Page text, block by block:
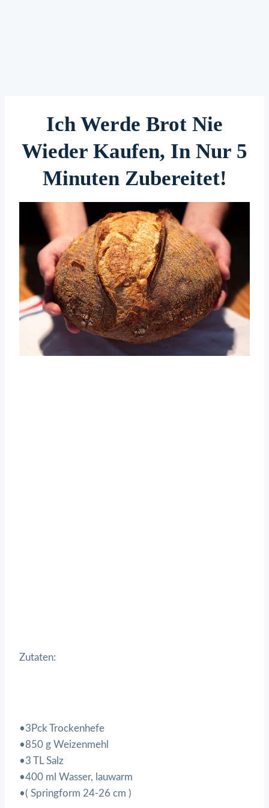
Ich Werde Brot Nie
Wieder Kaufen, In Nur 5
Minuten Zubereitet!
Zutaten:
•3Pck Trockenhefe
•850 g Weizenmehl
•3 TL Salz
•400 ml Wasser, lauwarm
•( Springform 24-26 cm )